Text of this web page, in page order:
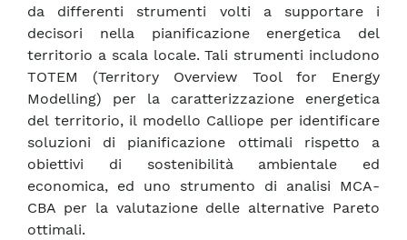
da differenti strumenti volti a supportare i
decisori nella pianificazione energetica del
territorio a scala locale. Tali strumenti includono
TOTEM (Territory Overview Tool for Energy
Modelling) per la caratterizzazione energetica
del territorio, il modello Calliope per identificare
soluzioni di pianificazione ottimali rispetto a
obiettivi di sostenibilità ambientale ed
economica, ed uno strumento di analisi MCA-
CBA per la valutazione delle alternative Pareto
ottimali.